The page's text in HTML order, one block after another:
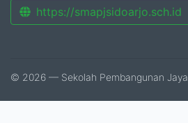
https://smapjsidoarjo.sch.id
© 2026 — Sekolah Pembangunan Jaya